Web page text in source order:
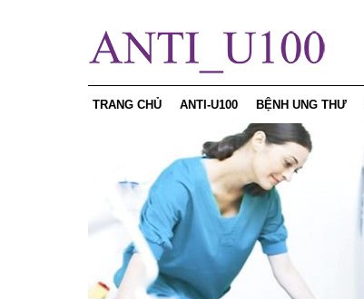
TRANG CHỦ ANTI-U100
Curcumin
Sản phẩm
Sâm ngọc linh
Chứng nhận
BỆNH UNG THƯ
Ung thư vú
Ung thư gan
Ung thư da
Ung thư phổi